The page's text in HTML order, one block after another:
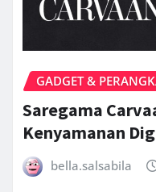
GADGET &
Saregama
Kenyamanan
bella.salsabila